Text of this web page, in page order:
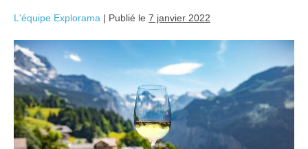
L'équipe Explorama | Publié le 7 janvier 2022